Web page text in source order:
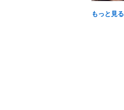
もっと見る